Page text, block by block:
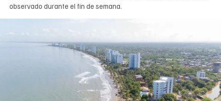
observado durante el fin de semana.